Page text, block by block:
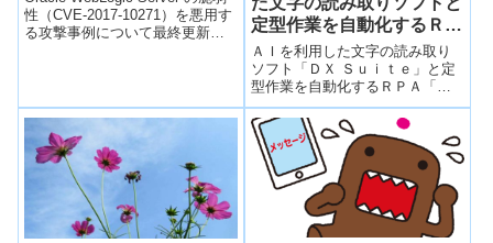
性（CVE-2017-10271）を悪用す
る攻撃事例について最終更新
定型作業を自動化するＲＰ
Ａの導入
ＡＩを利用した文字の読み取り
ソフト「ＤＸ Ｓｕｉｔｅ」と定
型作業を自動化するＲＰＡ「Ｗ
ｉｎＡｃｔｏｒ」の導入医療機
関の業務を効率化医事日報作成
など年間１１５９時...